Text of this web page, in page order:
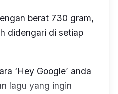
berat 730 gram,
didengari di setiap
‘Hey Google’ anda
lagu yang ingin